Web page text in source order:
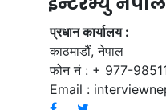
प्रधान कार्यालय :
काठमाडौं, नेपाल
फोन नं : + 977-
Email :